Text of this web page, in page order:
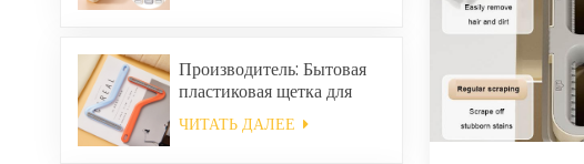
Производитель: Бытовая
пластиковая щетка для
уборки одежды, средство
для удаления статического
ЧИТАТЬ ДАЛЕЕ